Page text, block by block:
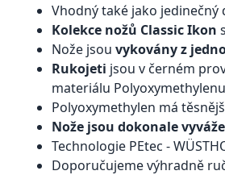
Vhodný také jako jedinečný
Kolekce nožů Classic Ikon
Nože jsou vykovány z
Rukojeti jsou v černém
materiálu
Polyoxymethylen má
Nože jsou dokonale
Technologie PEtec -
Doporučujeme výhradně